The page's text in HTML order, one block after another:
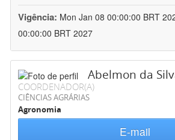
Vigência: Mon Jan 08 00:00:00 BRT
00:00:00 BRT 2027
Abelmon da
COORDENADOR(A)
CIÊNCIAS AGRÁRIAS
Agronomia
E-mail